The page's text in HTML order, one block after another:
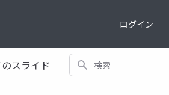
ログイン
スライド 検索